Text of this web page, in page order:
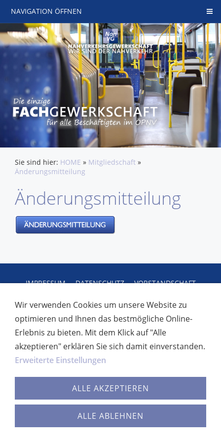
NAVIGATION ÖFFNEN
Sie sind hier: HOME » Mitgliedschaft »
Änderungsmitteilung
Änderungsmitteilung
IMPRESSUM DATENSCHUTZ
VORSTANDSCHAFT
(c) 2014 - 2024 | Nahverkehrsgewerkschaft
Wir verwenden Cookies um unsere Website zu
optimieren und Ihnen das bestmögliche Online-
Erlebnis zu bieten. Mit dem Klick auf "Alle
akzeptieren" erklären Sie sich damit einverstanden.
Erweiterte Einstellungen
ALLE AKZEPTIEREN
ALLE ABLEHNEN